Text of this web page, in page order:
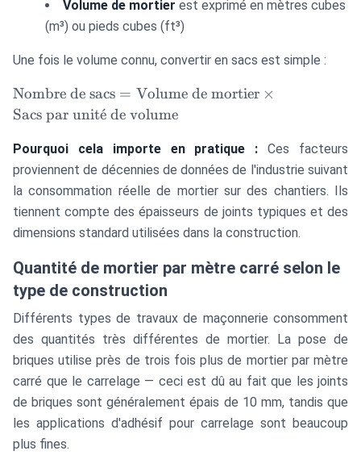
Volume de mortier est exprimé en mètres cubes
(m³) ou pieds cubes (ft³)
Une fois le volume connu, convertir en sacs est simple :
\text{Nombre
de sacs} =
de mortier}
\times
\text{Sacs
par unité de
Nombre de sacs = Volume de mortier ×
Sacs par unite
ˊ de volume
Pourquoi cela importe en pratique : Ces facteurs
proviennent de décennies de données de l'industrie suivant
la consommation réelle de mortier sur des chantiers. Ils
tiennent compte des épaisseurs de joints typiques et des
dimensions standard utilisées dans la construction.
Quantité de mortier par mètre carré selon le
type de construction
Différents types de travaux de maçonnerie consomment
des quantités très différentes de mortier. La pose de
briques utilise près de trois fois plus de mortier par mètre
carré que le carrelage — ceci est dû au fait que les joints
de briques sont généralement épais de 10 mm, tandis que
les applications d'adhésif pour carrelage sont beaucoup
plus fines.